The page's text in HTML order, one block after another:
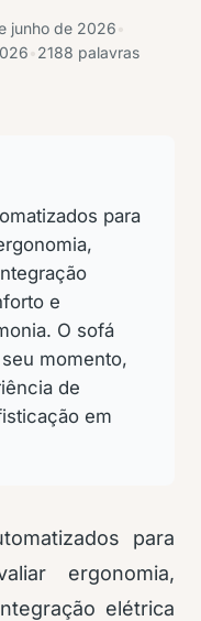
junho de 2026
2188 palavras
para
e
O sofá
momento,
de
em
para
ergonomia,
elétrica